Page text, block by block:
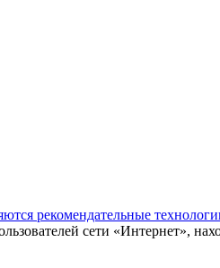
рекомендательные
сети «Интернет»,